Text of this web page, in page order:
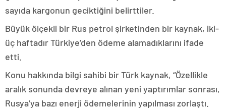
sayıda kargonun geciktiğini belirttiler.
Büyük ölçekli bir Rus petrol şirketinden bir kaynak, iki-
üç haftadır Türkiye’den ödeme alamadıklarını ifade
etti.
Konu hakkında bilgi sahibi bir Türk kaynak, “Özellikle
aralık sonunda devreye alınan yeni yaptırımlar sonrası,
Rusya’ya bazı enerji ödemelerinin yapılması zorlaştı.